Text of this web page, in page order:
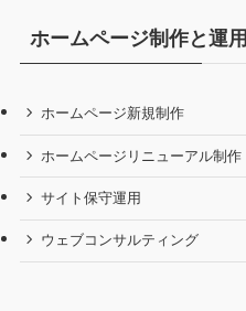
ホームページ制作と運用
ホームページ新規制作
ホームページリニューアル制作
サイト保守運用
ウェブコンサルティング